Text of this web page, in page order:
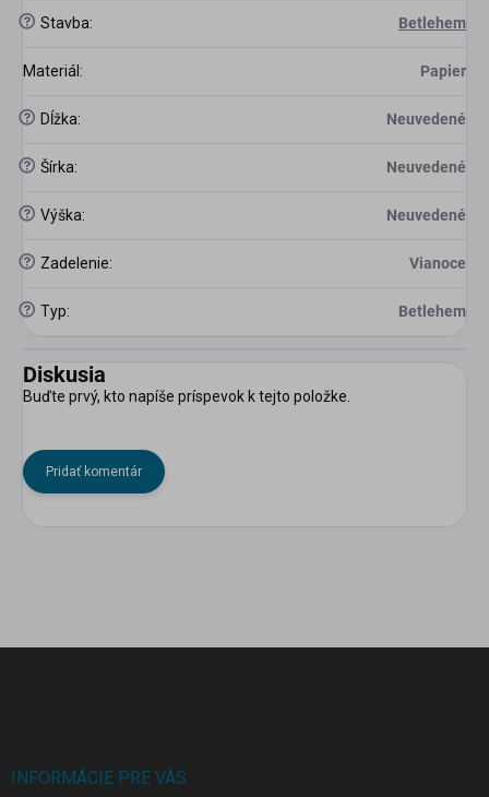
? Stavba: Betlehem
Materiál : Papier
? Dĺžka: Neuvedené
? Šírka: Neuvedené
? Výška: Neuvedené
? Zadelenie: Vianoce
? Typ: Betlehem
Diskusia
Buďte prvý, kto napíše príspevok k tejto položke.
Pridať komentár
INFORMÁCIE PRE VÁS